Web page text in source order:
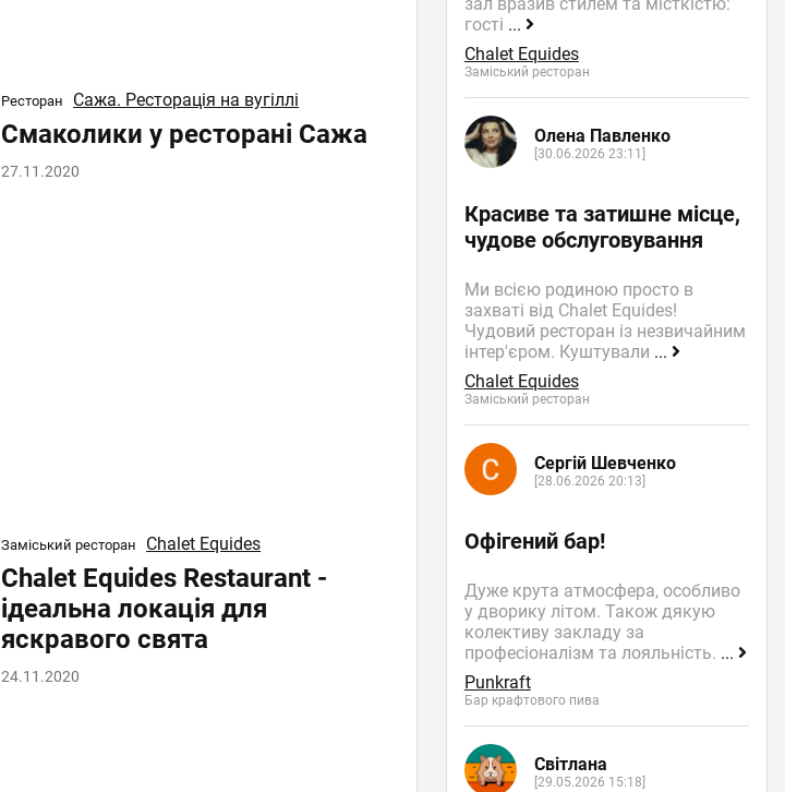
Ресторан Сажа. Ресторація на вугіллі
Смаколики у ресторані Сажа
27.11.2020
Заміський ресторан Chalet Equides
Chalet Equides Restaurant -
ідеальна локація для
яскравого свята
24.11.2020
гості ...
Chalet Equides
Заміський ресторан
Олена Павленко
[30.06.2026 23:11]
Красиве та затишне місце,
чудове обслуговування
Ми всією родиною просто в
захваті від Chalet Equides!
Чудовий ресторан із незвичайним
інтер'єром. Куштували ...
Chalet Equides
Заміський ресторан
Сергій Шевченко
[28.06.2026 20:13]
Офігений бар!
Дуже крута атмосфера, особливо
у дворику літом. Також дякую
колективу закладу за
професіоналізм та лояльність. ...
Punkraft
Бар крафтового пива
Світлана
[29.05.2026 15:18]